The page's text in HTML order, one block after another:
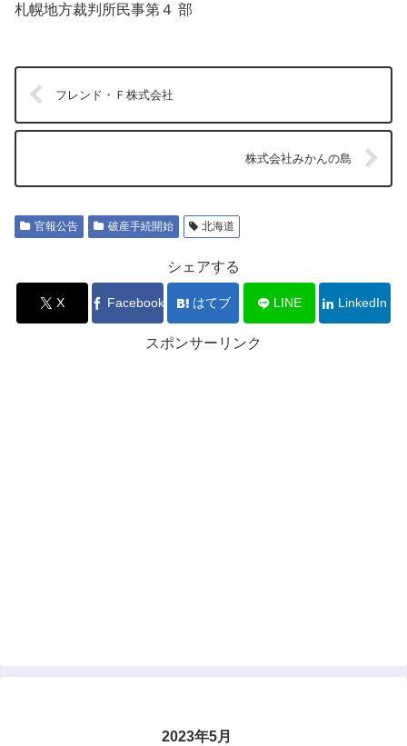
札幌地方裁判所民事第４ 部
フレンド・Ｆ株式会社
株式会社みかんの島
官報公告 破産手続開始 北海道
シェアする
X Facebook はてブ LINE LinkedIn
スポンサーリンク
2023年5月